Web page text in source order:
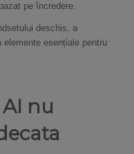
pe încredere.
deschis, a
esențiale pentru
nu